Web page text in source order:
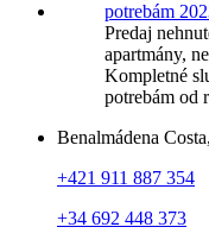
Predaj
apartmány,
Kompletné
potrebám od
Benalmádena
+421 911 887 354
+34 692 448 373